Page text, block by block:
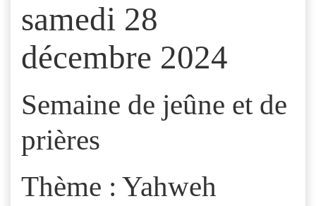
samedi 28
décembre 2024
Semaine de jeûne et de
prières
Thème : Yahweh